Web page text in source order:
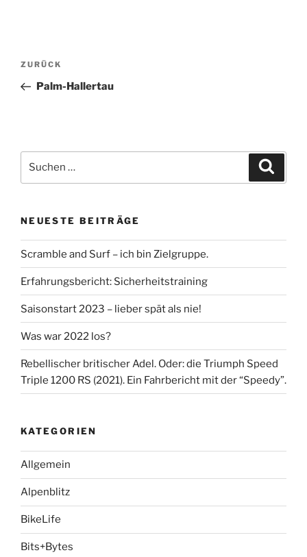
Beitragsnavigation
Vorheriger
Beitrag
ZURÜCK
Palm-Hallertau
nach:
NEUESTE BEITRÄGE
Scramble and Surf – ich bin Zielgruppe.
Erfahrungsbericht: Sicherheitstraining
Saisonstart 2023 – lieber spät als nie!
Was war 2022 los?
Rebellischer britischer Adel. Oder: die Triumph Speed
Triple 1200 RS (2021). Ein Fahrbericht mit der “Speedy”.
KATEGORIEN
Allgemein
Alpenblitz
BikeLife
Bits+Bytes